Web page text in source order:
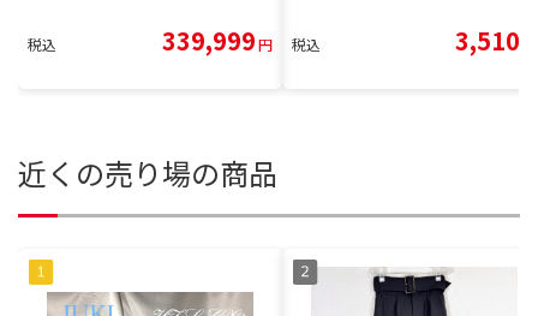
税込 339,999円 税込 3,510
近くの売り場の商品